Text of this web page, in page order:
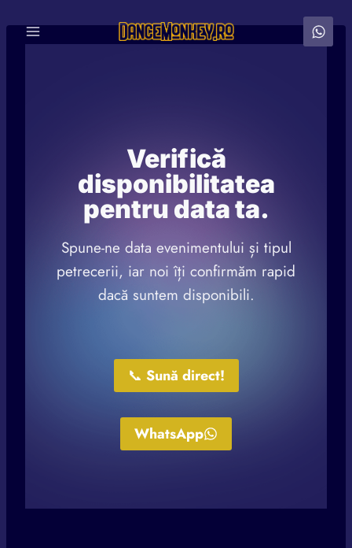
Verifică
disponibilitatea
pentru data ta.
Spune-ne data evenimentului și tipul
petrecerii, iar noi îți confirmăm rapid
dacă suntem disponibili.
📞 Sună direct!
WhatsApp